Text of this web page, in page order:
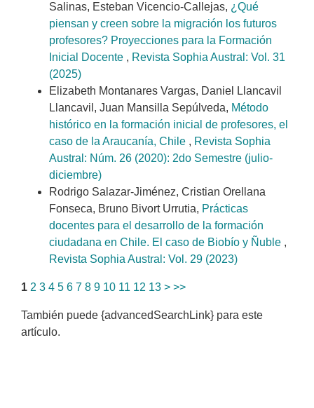
Salinas, Esteban Vicencio-Callejas, ¿Qué
piensan y creen sobre la migración los futuros
profesores? Proyecciones para la Formación
Inicial Docente , Revista Sophia Austral: Vol. 31
(2025)
Elizabeth Montanares Vargas, Daniel Llancavil
Llancavil, Juan Mansilla Sepúlveda, Método
histórico en la formación inicial de profesores, el
caso de la Araucanía, Chile , Revista Sophia
Austral: Núm. 26 (2020): 2do Semestre (julio-
diciembre)
Rodrigo Salazar-Jiménez, Cristian Orellana
Fonseca, Bruno Bivort Urrutia, Prácticas
docentes para el desarrollo de la formación
ciudadana en Chile. El caso de Biobío y Ñuble ,
Revista Sophia Austral: Vol. 29 (2023)
1 2 3 4 5 6 7 8 9 10 11 12 13 > >>
También puede {advancedSearchLink} para este
artículo.